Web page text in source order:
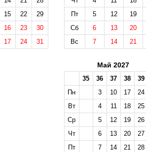
15 22
29
16 23
30
17 24 31
Пт
5 12
19
Сб
6 13
20
Вс
7 14 21
Май 2027
35 36 37 38
39
Пн
3 10 17
24
Вт
4 11 18
25
Ср
5 12 19
26
Чт
6 13 20
27
Пт
7 14 21
28